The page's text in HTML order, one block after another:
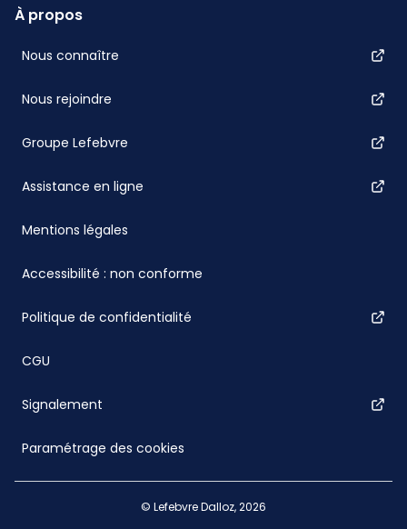
À propos
Nous connaître
Nous rejoindre
Groupe Lefebvre
Assistance en ligne
Mentions légales
Accessibilité : non conforme
Politique de confidentialité
CGU
Signalement
Paramétrage des cookies
© Lefebvre Dalloz, 2026